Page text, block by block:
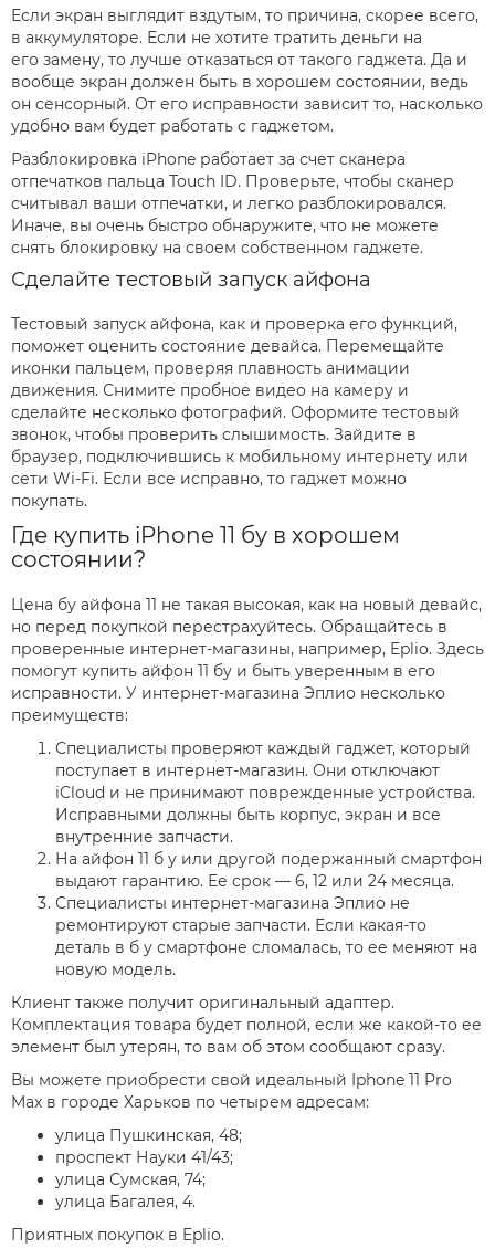
Если экран выглядит вздутым, то причина, скорее всего,
в аккумуляторе. Если не хотите тратить деньги на
его замену, то лучше отказаться от такого гаджета. Да и
вообще экран должен быть в хорошем состоянии, ведь
он сенсорный. От его исправности зависит то, насколько
удобно вам будет работать с гаджетом.
Разблокировка iPhone работает за счет сканера
отпечатков пальца Touch ID. Проверьте, чтобы сканер
считывал ваши отпечатки, и легко разблокировался.
Иначе, вы очень быстро обнаружите, что не можете
снять блокировку на своем собственном гаджете.
Сделайте тестовый запуск айфона
Тестовый запуск айфона, как и проверка его функций,
поможет оценить состояние девайса. Перемещайте
иконки пальцем, проверяя плавность анимации
движения. Снимите пробное видео на камеру и
сделайте несколько фотографий. Оформите тестовый
звонок, чтобы проверить слышимость. Зайдите в
браузер, подключившись к мобильному интернету или
сети Wi-Fi. Если все исправно, то гаджет можно
покупать.
Где купить iPhone 11 бу в хорошем
состоянии?
Цена бу айфона 11 не такая высокая, как на новый девайс,
но перед покупкой перестрахуйтесь. Обращайтесь в
проверенные интернет-магазины, например, Eplio. Здесь
помогут купить айфон 11 бу и быть уверенным в его
исправности. У интернет-магазина Эплио несколько
преимуществ:
Специалисты проверяют каждый гаджет, который
поступает в интернет-магазин. Они отключают
iCloud и не принимают поврежденные устройства.
Исправными должны быть корпус, экран и все
внутренние запчасти.
На айфон 11 б у или другой подержанный смартфон
выдают гарантию. Ее срок — 6, 12 или 24 месяца.
Специалисты интернет-магазина Эплио не
ремонтируют старые запчасти. Если какая-то
деталь в б у смартфоне сломалась, то ее меняют на
новую модель.
Клиент также получит оригинальный адаптер.
Комплектация товара будет полной, если же какой-то ее
элемент был утерян, то вам об этом сообщают сразу.
Вы можете приобрести свой идеальный Iphone 11 Pro
Max в городе Харьков по четырем адресам:
улица Пушкинская, 48;
проспект Науки 41/43;
улица Сумская, 74;
улица Багалея, 4.
Приятных покупок в Eplio.